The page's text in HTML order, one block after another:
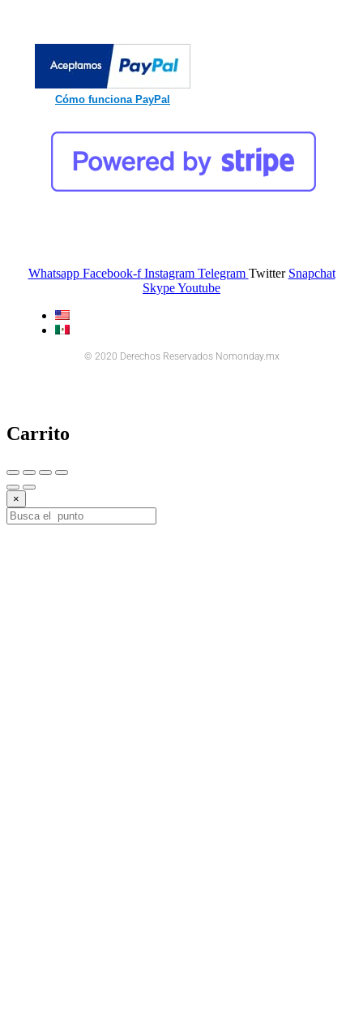
Cómo funciona PayPal
Whatsapp Facebook-f Instagram Telegram Twitter Snapchat
SkypeYoutube
© 2020 Derechos Reservados Nomonday.mx
Carrito
×